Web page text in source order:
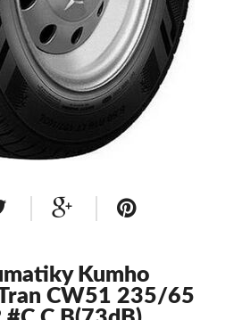
/ Elektróny
Kontakt Blog
Kumho
CW51 235/65